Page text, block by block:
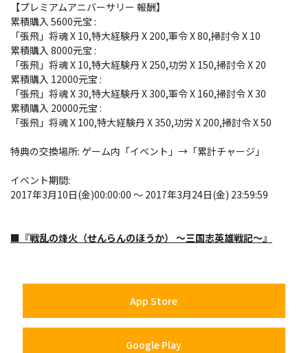
【プレミアムアニバーサリー 報酬】
累積購入 5600元宝 :
「張飛」将魂 X 10,特大経験丹 X 200,軍令 X 80,掃討令 X 10
累積購入 8000元宝 :
「張飛」将魂 X 10,特大経験丹 X 250,功労 X 150,掃討令 X 20
累積購入 12000元宝 :
「張飛」将魂 X 30,特大経験丹 X 300,軍令 X 160,掃討令 X 30
累積購入 20000元宝 :
「張飛」将魂 X 100,特大経験丹 X 350,功労 X 200,掃討令 X 50
特典の交換場所: ゲーム内「イベント」→「累計チャージ」
イベント期間:
2017年3月10日(金)00:00:00 ～ 2017年3月24日(金) 23:59:59
■『戦乱の烽火（せんらんのほうか） ～三国志英雄戦記～』
App Store
Google Play